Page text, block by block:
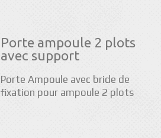
Porte ampoule 2 plots
avec support
Porte Ampoule avec bride de
fixation pour ampoule 2 plots